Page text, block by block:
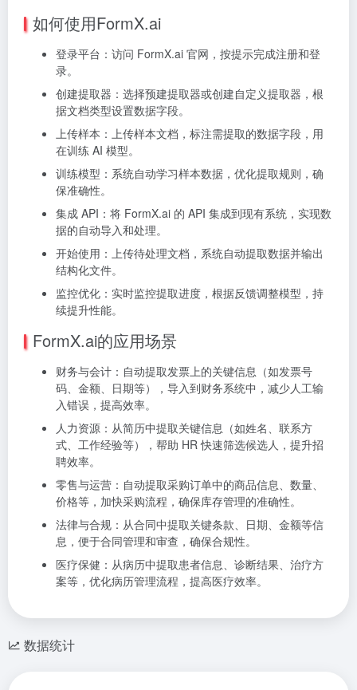
如何使用FormX.ai
登录平台：访问 FormX.ai 官网，按提示完成注册和登
录。
创建提取器：选择预建提取器或创建自定义提取器，根
据文档类型设置数据字段。
上传样本：上传样本文档，标注需提取的数据字段，用
在训练 AI 模型。
训练模型：系统自动学习样本数据，优化提取规则，确
保准确性。
集成 API：将 FormX.ai 的 API 集成到现有系统，实现数
据的自动导入和处理。
开始使用：上传待处理文档，系统自动提取数据并输出
结构化文件。
监控优化：实时监控提取进度，根据反馈调整模型，持
续提升性能。
FormX.ai的应用场景
财务与会计：自动提取发票上的关键信息（如发票号
码、金额、日期等），导入到财务系统中，减少人工输
入错误，提高效率。
人力资源：从简历中提取关键信息（如姓名、联系方
式、工作经验等），帮助 HR 快速筛选候选人，提升招
聘效率。
零售与运营：自动提取采购订单中的商品信息、数量、
价格等，加快采购流程，确保库存管理的准确性。
法律与合规：从合同中提取关键条款、日期、金额等信
息，便于合同管理和审查，确保合规性。
医疗保健：从病历中提取患者信息、诊断结果、治疗方
案等，优化病历管理流程，提高医疗效率。
数据统计